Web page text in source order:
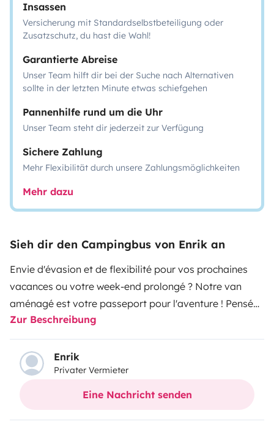
Insassen
Versicherung mit Standardselbstbeteiligung oder
Zusatzschutz, du hast die Wahl!
Garantierte Abreise
Unser Team hilft dir bei der Suche nach Alternativen
sollte in der letzten Minute etwas schiefgehen
Pannenhilfe rund um die Uhr
Unser Team steht dir jederzeit zur Verfügung
Sichere Zahlung
Mehr Flexibilität durch unsere Zahlungsmöglichkeiten
Mehr dazu
Sieh dir den Campingbus von Enrik an
Envie d'évasion et de flexibilité pour vos prochaines
vacances ou votre week-end prolongé ? Notre van
aménagé est votre passeport pour l'aventure ! Pensé
pour le confort et la praticité, il vous offre une véritable
maison sur roues, prête à vous emmener où bon vous
semble, des montagnes aux plages isolées.
soyez un couple en quête de romantisme ou une petite
famille à la recherche de souvenirs inoubliables, notre
trouverez tout le nécessaire pour une autonomie
Zur Beschreibung
Enrik
Privater Vermieter
Eine Nachricht senden